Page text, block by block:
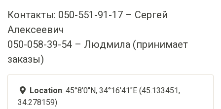
Контакты: 050-551-91-17 – Сергей
Алексеевич
050-058-39-54 – Людмила (принимает
заказы)
Location: 45°8'0"N, 34°16'41"E (45.133451,
34.278159)